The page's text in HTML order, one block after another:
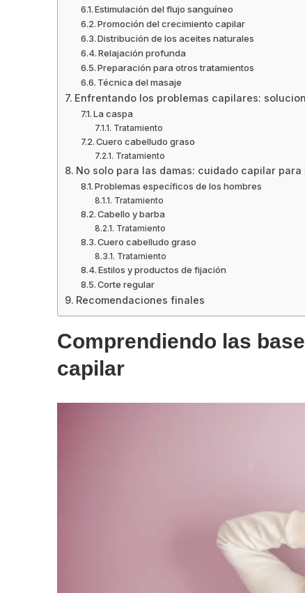
Estimulación del flujo sanguíneo
Promoción del crecimiento capilar
Distribución de los aceites naturales
Relajación profunda
Preparación para otros tratamientos
Técnica del masaje
Enfrentando los problemas capilares:
La caspa
Tratamiento
Cuero cabelludo graso
Tratamiento
No solo para las damas: cuidado capilar
Problemas específicos de los hombres
Tratamiento
Cabello y barba
Tratamiento
Cuero cabelludo graso
Tratamiento
Estilos y productos de fijación
Corte regular
Recomendaciones finales
Comprendiendo las
capilar